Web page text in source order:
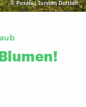
©Pexels | Torsten Dettlaff